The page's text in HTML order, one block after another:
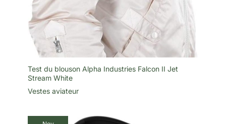
Test du blouson Alpha Industries Falcon II Jet
Stream White
Vestes aviateur